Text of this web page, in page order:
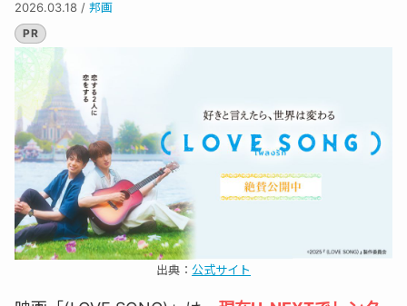
2026.03.18 / 邦画
PR
出典： 公式サイト